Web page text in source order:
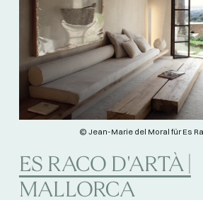
© Jean-Marie del Moral für Es
ES RACO D'ARTÀ |
MALLORCA